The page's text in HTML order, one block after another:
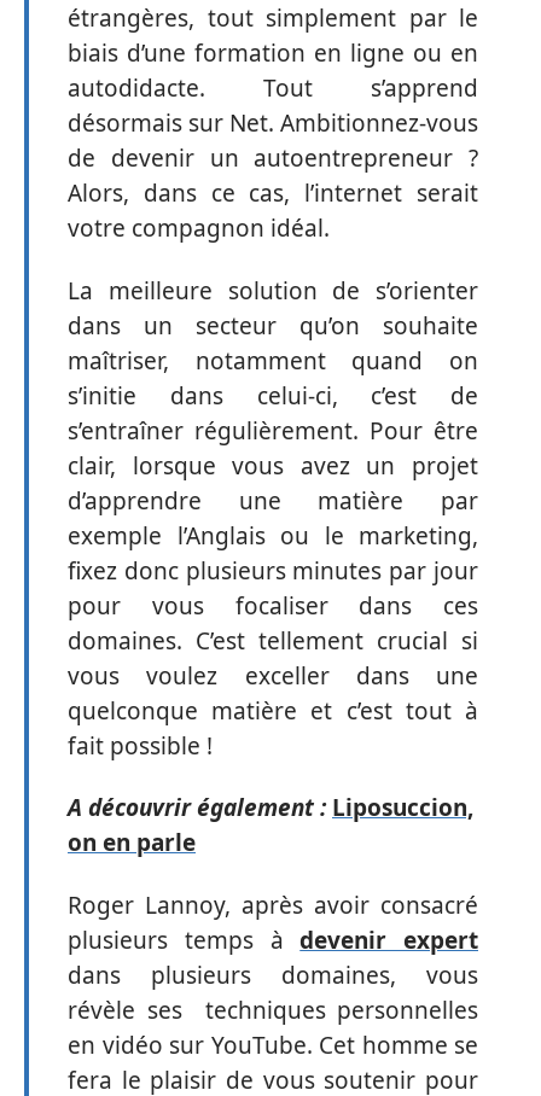
étrangères, tout simplement par le
biais d’une formation en ligne ou en
autodidacte. Tout s’apprend
désormais sur Net. Ambitionnez-vous
de devenir un autoentrepreneur ?
Alors, dans ce cas, l’internet serait
votre compagnon idéal.
La meilleure solution de s’orienter
dans un secteur qu’on souhaite
maîtriser, notamment quand on
s’initie dans celui-ci, c’est de
s’entraîner régulièrement. Pour être
clair, lorsque vous avez un projet
d’apprendre une matière par
exemple l’Anglais ou le marketing,
fixez donc plusieurs minutes par jour
pour vous focaliser dans ces
domaines. C’est tellement crucial si
vous voulez exceller dans une
quelconque matière et c’est tout à
fait possible !
A découvrir également : Liposuccion,
on en parle
Roger Lannoy, après avoir consacré
plusieurs temps àdevenir expert
dans plusieurs domaines, vous
révèle ses techniques personnelles
en vidéo sur YouTube. Cet homme se
fera le plaisir de vous soutenir pour